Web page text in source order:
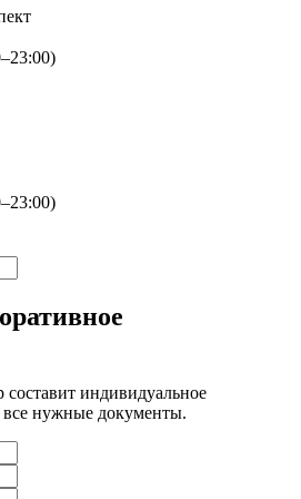
индивидуальное
нужные документы.